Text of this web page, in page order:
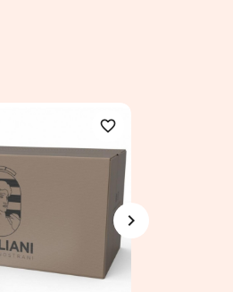
favorite_border